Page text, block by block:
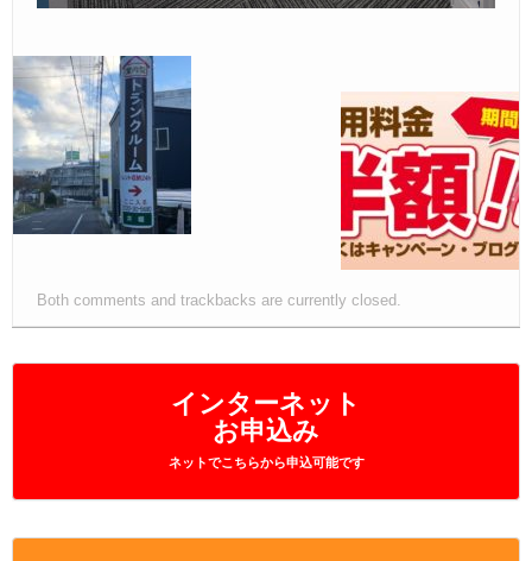
インターネット
お申込み
ネットでこちらから申込可能です
Both comments and trackbacks are currently closed.